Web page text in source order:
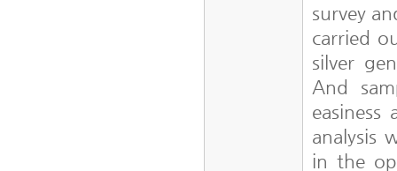
survey
carried
silver
And
analysis
in the